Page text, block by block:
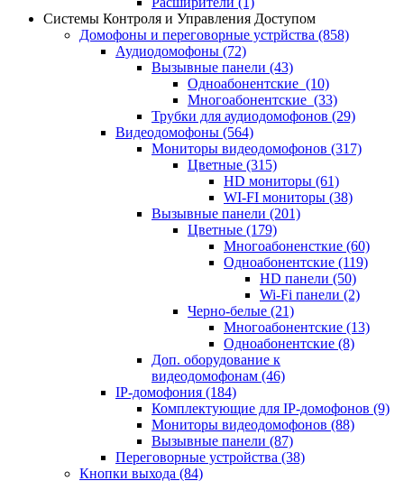
Системы Контроля и Управления Доступом
Домофоны и переговорные устрйства (858)
Аудиодомофоны (72)
Вызывные панели (43)
Одноабонентские (10)
Многоабонентские (33)
Трубки для аудиодомофонов (29)
Видеодомофоны (564)
Мониторы видеодомофонов (317)
Цветные (315)
HD мониторы (61)
WI-FI мониторы (38)
Вызывные панели (201)
Цветные (179)
Многоабоненсткие (60)
Одноабонентские (119)
HD панели (50)
Wi-Fi панели (2)
Черно-белые (21)
Многоабонентские (13)
Одноабонентские (8)
Доп. оборудование к
видеодомофонам (46)
IP-домофония (184)
Комплектующие для IP-домофонов (9)
Мониторы видеодомофонов (88)
Вызывные панели (87)
Переговорные устройства (38)
Кнопки выхода (84)